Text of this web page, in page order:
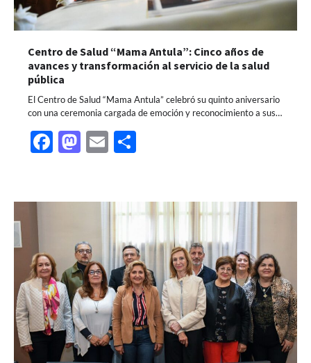
Centro de Salud “Mama Antula”: Cinco años de
avances y transformación al servicio de la salud
pública
El Centro de Salud “Mama Antula” celebró su quinto aniversario
con una ceremonia cargada de emoción y reconocimiento a sus…
Facebook
Mastodon
Email